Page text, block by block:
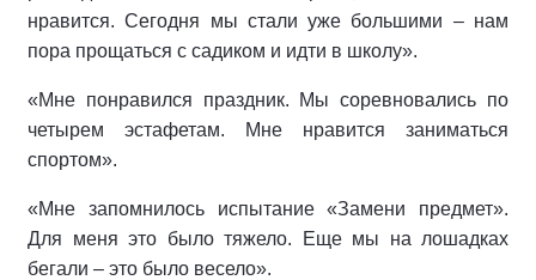
нравится. Сегодня мы стали уже большими – нам
пора прощаться с садиком и идти в школу».
«Мне понравился праздник. Мы соревновались по
четырем эстафетам. Мне нравится заниматься
спортом».
«Мне запомнилось испытание «Замени предмет».
Для меня это было тяжело. Еще мы на лошадках
бегали – это было весело».